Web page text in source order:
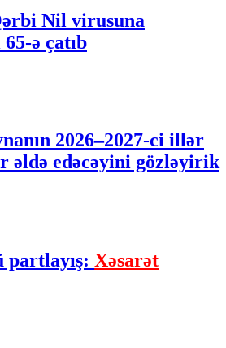
Nil virusuna
ə çatıb
2026–2027-ci illər
əldə edəcəyini gözləyirik
partlayış: Xəsarət